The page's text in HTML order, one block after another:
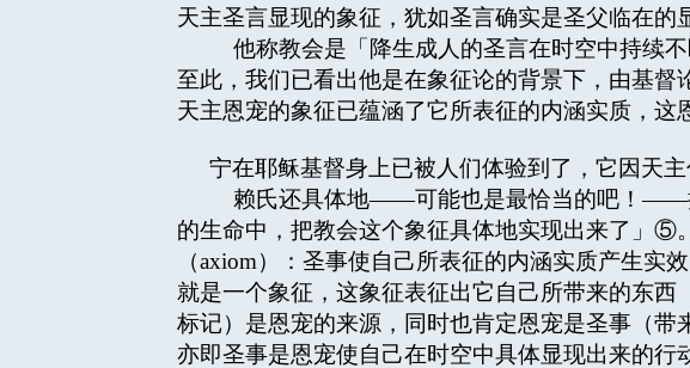
天主圣言显现的象征，犹如圣言确实是圣父临在的
他称教会是「降生成人的圣言在时空中持续
至此，我们已看出他是在象征论的背景下，由基
天主恩宠的象征已蕴涵了它所表征的内涵实质，这
宁在耶稣基督身上已被人们体验到了，它因天
赖氏还具体地——可能也是最恰当的吧！——
的生命中，把教会这个象征具体地实现出来了」⑤
（axiom）：圣事使自己所表征的内涵实质产生
就是一个象征，这象征表征出它自己所带来的东
标记）是恩宠的来源，同时也肯定恩宠是圣事（带
亦即圣事是恩宠使自己在时空中具体显现出来的行